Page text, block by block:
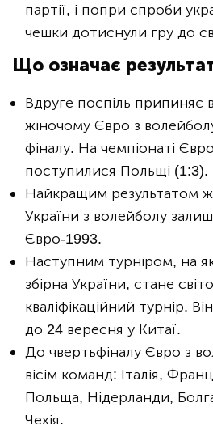
партії, і попри спроби
чешки дотиснули гру до
Що означає
Вдруге поспіль припиняє
жіночому Євро з
фіналу. На чемпіонаті
поступилися Польщі (1:3).
Найкращим результатом
України з волейболу
Євро-1993.
Наступним турніром, на
збірна України, стане
кваліфікаційний турнір.
до 24 вересня у Китаї.
До чвертьфіналу Євро з
вісім команд: Італія,
Польща, Нідерланди,
Чехія.